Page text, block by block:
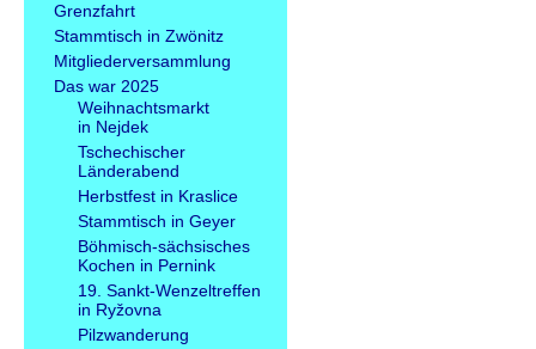
Grenzfahrt
Stammtisch in Zwönitz
Mitgliederversammlung
Das war 2025
Weihnachtsmarkt
in Nejdek
Tschechischer
Länderabend
Herbstfest in Kraslice
Stammtisch in Geyer
Böhmisch-sächsisches
Kochen in Pernink
19. Sankt-Wenzeltreffen
in Ryžovna
Pilzwanderung